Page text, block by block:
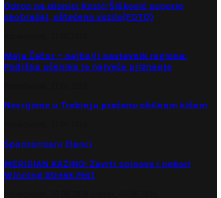
Odron na dionici Kosić-Šišković usporio
saobraćaj, oštećeno vozilo(FOTO)
Maja Čečur – najbolji nastavnik regiona:
Podrška učenika je najveće priznanje
Nevrijeme u Trebinju praćeno obilnom kišom
Sponzorisani članci
MERIDIAN KAZINO: Zavrti spinove i pokori
Winning Streak Fest